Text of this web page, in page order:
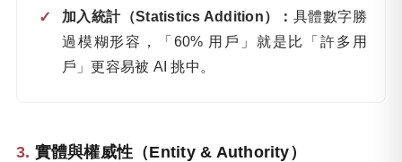
加入統計（Statistics Addition）： 具體數字勝
過模糊形容，「60% 用戶」就是比「許多用
戶」更容易被 AI 挑中。
實體與權威性（Entity & Authority）